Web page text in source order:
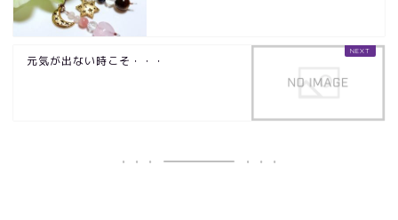
元気が出ない時こそ・・・